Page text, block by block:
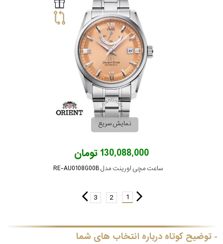
نمایش سریع
130,088,000 تومان
ساعت مچی اورینت مدل RE-AU0108G00B
1
2
3
توضیح کوتاه درباره انتخاب های شما